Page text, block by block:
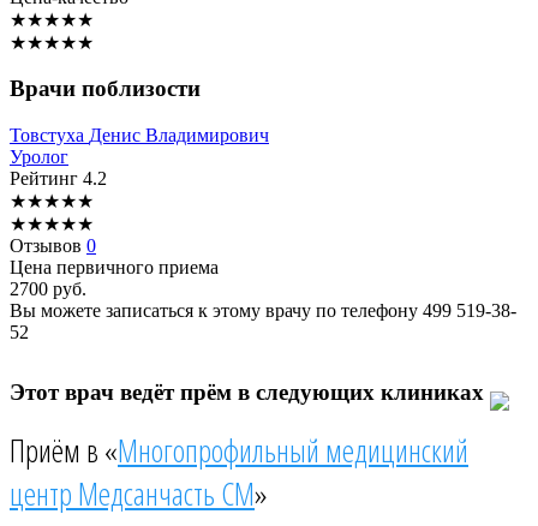
★★★★★
★★★★★
Врачи поблизости
Товстуха Денис Владимирович
Уролог
Рейтинг 4.2
★★★★★
★★★★★
Отзывов 0
Цена первичного приема
2700 руб.
Вы можете записаться к этому врачу по телефону 499 519-38-
52
Этот врач ведёт прём в следующих клиниках
Приём в «Многопрофильный медицинский
центр Медсанчасть СМ»